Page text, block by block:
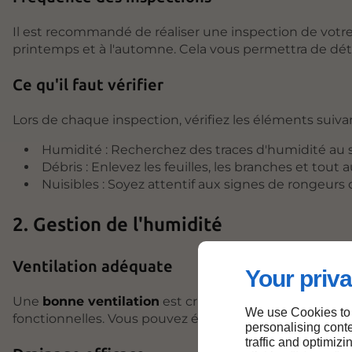
Your
We use Cookies
personalising
traffic and
Il est recommandé de réaliser une inspection de
printemps et à l'automne. Cela vous permettra de
Ce qu'il faut vérifier
Lors de chaque inspection, vérifiez les éléments
Humidité : Recherchez des traces d'humidité au
Débris : Enlevez les feuilles, les branches et tout
Nuisibles : Soyez attentif aux signes de rongeurs
2. Gestion de l'humidité
Ventilation adéquate
Une bonne ventilation est cruciale pour éviter
fonctionnelles. Vous pouvez également envisager